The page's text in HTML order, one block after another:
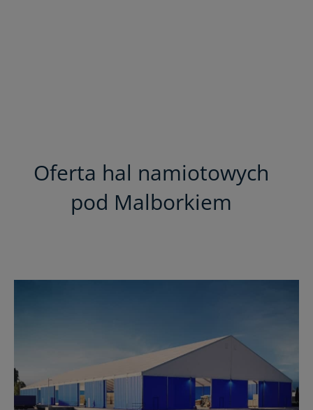
Oferta hal namiotowych
pod Malborkiem